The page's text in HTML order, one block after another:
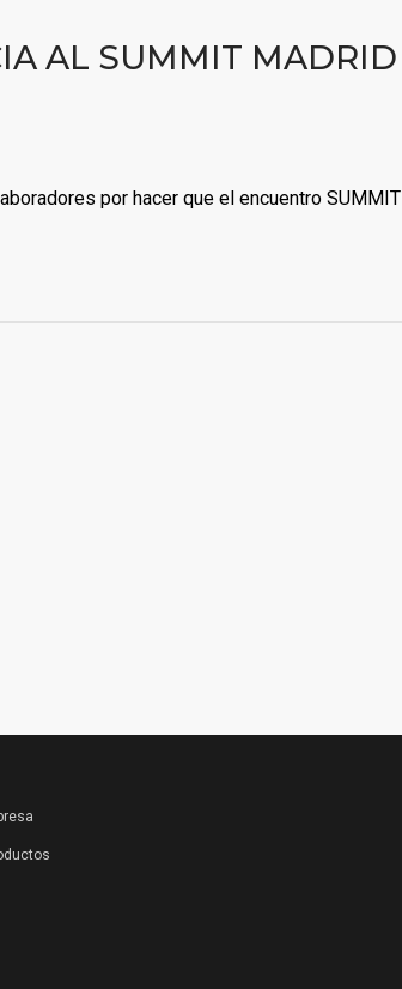
AL SUMMIT MADRID
por hacer que el encuentro SUMMIT